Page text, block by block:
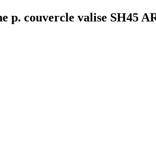
p. couvercle valise SH45